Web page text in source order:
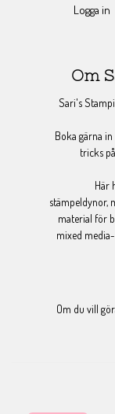
Logga in
Om
Sari's
Boka gärna
tricks
Här
stämpeldynor,
material för
mixed
Om du vill